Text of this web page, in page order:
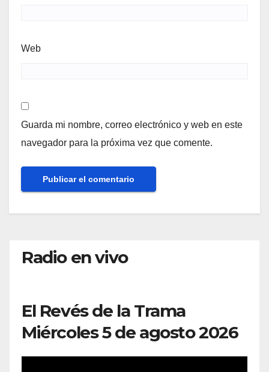
Web
Guarda mi nombre, correo electrónico y web en este
navegador para la próxima vez que comente.
Radio en vivo
El Revés de la Trama
Miércoles 5 de agosto 2026